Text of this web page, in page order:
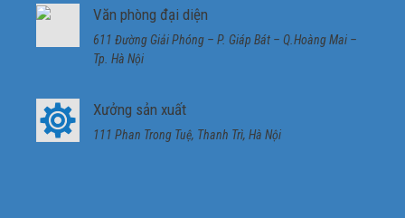
Văn phòng đại diện
611 Đường Giải Phóng – P. Giáp Bát – Q.Hoàng Mai –
Tp. Hà Nội
Xưởng sản xuất
111 Phan Trong Tuệ, Thanh Trì, Hà Nội